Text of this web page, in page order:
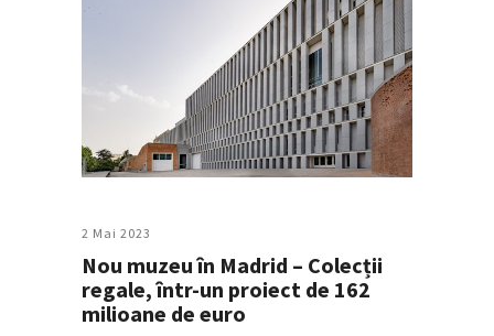
2 Mai 2023
Nou muzeu în Madrid – Colecții
regale, într-un proiect de 162
milioane de euro